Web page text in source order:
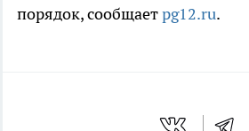
порядок, сообщаетpg12.ru.